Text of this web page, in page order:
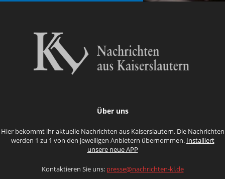
Über uns
Hier bekommt ihr aktuelle Nachrichten aus Kaiserslautern. Die Nachrichten
werden 1 zu 1 von den jeweiligen Anbietern übernommen. Installiert
unsere neue APP
Kontaktieren Sie uns: presse@nachrichten-kl.de